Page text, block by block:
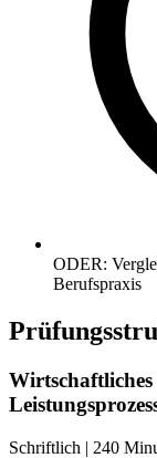
ODER:
Berufspraxis
Schriftlich | 240